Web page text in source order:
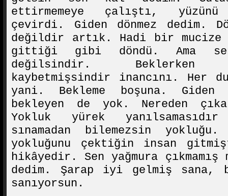
ettirmemeye çalıştı, yüzünü
çevirdi. Giden dönmez dedim.
değildir artık. Hadi bir
gittiği gibi döndü. Ama
değilsindir. Beklerken
kaybetmişsindir inancını. Her
yani. Bekleme boşuna.
bekleyen de yok. Nereden
Yokluk yürek
sınamadan bilemezsin
yokluğunu çektiğin insan
hikâyedir. Sen yağmura çıkmamış
dedim. Şarap iyi gelmiş sana,
sanıyorsun.